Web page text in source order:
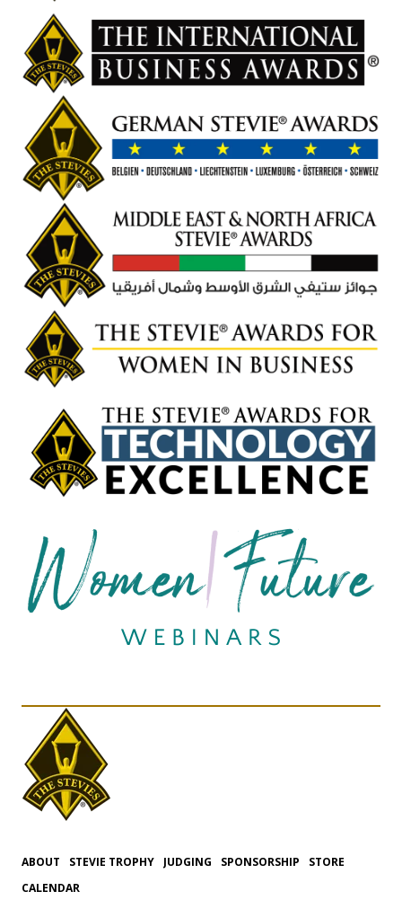
ABOUT STEVIE TROPHY JUDGING SPONSORSHIP
STORE
CALENDAR